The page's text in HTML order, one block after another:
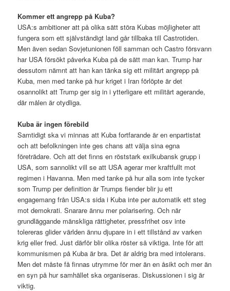
Kommer ett angrepp på Kuba?
USA:s ambitioner att på olika sätt störa Kubas möjligheter att
fungera som ett självständigt land går tillbaka till Castrotiden.
Men även sedan Sovjetunionen föll samman och Castro försvann
har USA försökt påverka Kuba på de sätt man kan. Trump har
dessutom nämnt att han kan tänka sig ett militärt angrepp på
Kuba, men med tanke på hur kriget i Iran förlöpte är det
osannolikt att Trump ger sig in i ytterligare ett militärt agerande,
där målen är otydliga.
Kuba är ingen förebild
Samtidigt ska vi minnas att Kuba fortfarande är en enpartistat
och att befolkningen inte ges chans att välja sina egna
företrädare. Och att det finns en röststark exilkubansk grupp i
USA, som sannolikt vill se att USA agerar mer kraftfullt mot
regimen i Havanna. Men med tanke på hur alla som inte tycker
som Trump per definition är Trumps fiender blir ju ett
engagemang från USA:s sida i Kuba inte per automatik ett steg
mot demokrati. Snarare ännu mer polarisering. Och när
grundläggande mänskliga rättigheter, pressfrihet osv inte
tolereras glider världen ännu djupare in i ett tillstånd av varken
krig eller fred. Just därför blir olika röster så viktiga. Inte för att
kommunismen på Kuba är bra. Det är aldrig bra med intolerans.
Men det måste få finnas utrymme för mer än en åsikt och mer än
en syn på hur samhället ska organiseras. Diskussionen i sig är
viktig.